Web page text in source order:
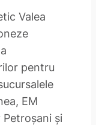
Valea
pentru
EM
Petroșani și